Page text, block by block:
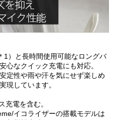
1）と長時間使用可能なロングバ
心なクイック充電にも対応。
定性や雨や汗を気にせず楽しめ
現しています。
充電を含む。
イコライザーの搭載モデルは